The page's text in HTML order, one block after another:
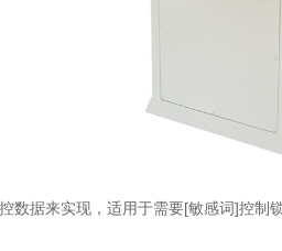
数据来实现，适用于需要[敏感词]控制